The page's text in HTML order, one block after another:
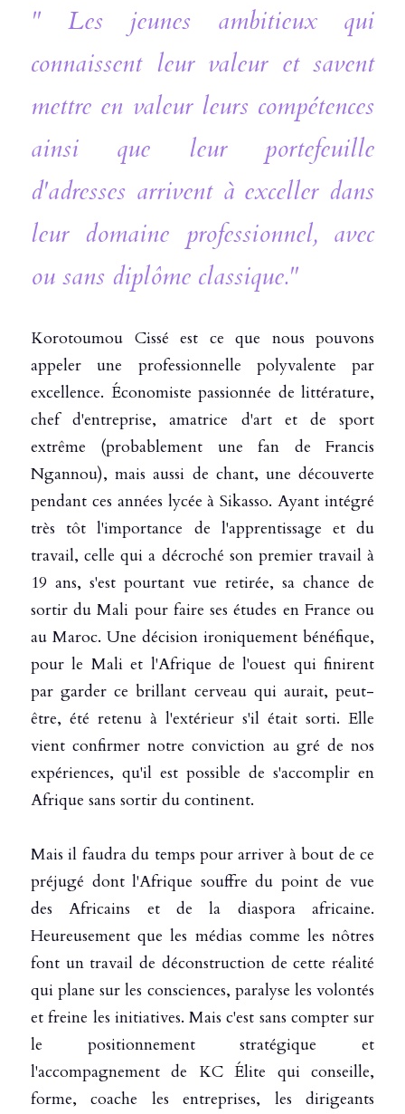
" Les jeunes ambitieux qui
connaissent leur valeur et savent
mettre en valeur leurs compétences
ainsi que leur portefeuille
d'adresses arrivent à exceller dans
leur domaine professionnel, avec
ou sans diplôme classique."
Korotoumou Cissé est ce que nous pouvons
appeler une professionnelle polyvalente par
excellence. Économiste passionnée de littérature,
chef d'entreprise, amatrice d'art et de sport
extrême (probablement une fan de Francis
Ngannou), mais aussi de chant, une découverte
pendant ces années lycée à Sikasso. Ayant intégré
très tôt l'importance de l'apprentissage et du
travail, celle qui a décroché son premier travail à
19 ans, s'est pourtant vue retirée, sa chance de
sortir du Mali pour faire ses études en France ou
au Maroc. Une décision ironiquement bénéfique,
pour le Mali et l'Afrique de l'ouest qui finirent
par garder ce brillant cerveau qui aurait, peut-
être, été retenu à l'extérieur s'il était sorti. Elle
vient confirmer notre conviction au gré de nos
expériences, qu'il est possible de s'accomplir en
Afrique sans sortir du continent.
Mais il faudra du temps pour arriver à bout de ce
préjugé dont l'Afrique souffre du point de vue
des Africains et de la diaspora africaine.
Heureusement que les médias comme les nôtres
font un travail de déconstruction de cette réalité
qui plane sur les consciences, paralyse les volontés
et freine les initiatives. Mais c'est sans compter sur
le positionnement stratégique et
l'accompagnement de KC Élite qui conseille,
forme, coache les entreprises, les dirigeants